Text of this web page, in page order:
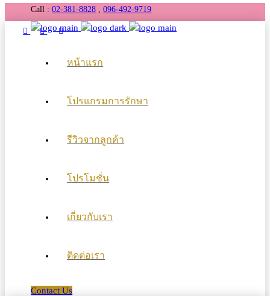
Call :02-381-8828 ,096-492-9719
หน้าแรก
โปรแกรมการรักษา
รีวิวจากลูกค้า
โปรโมชั่น
เกี่ยวกับเรา
ติดต่อเรา
Contact Us